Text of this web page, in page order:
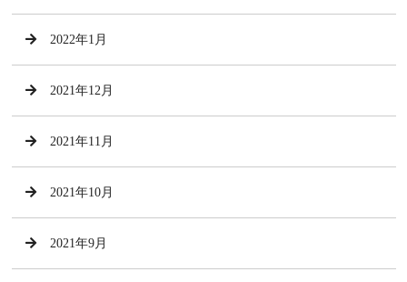
2022年1月
2021年12月
2021年11月
2021年10月
2021年9月